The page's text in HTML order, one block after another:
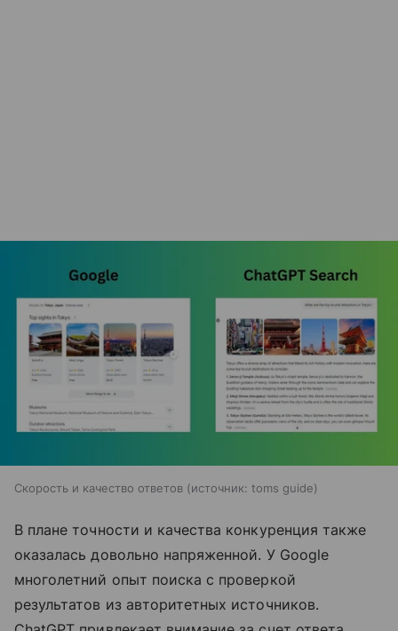
Скорость и качество ответов источник: toms guide
В плане точности и качества конкуренция также
оказалась довольно напряженной. У Google
многолетний опыт поиска с проверкой
результатов из авторитетных источников.